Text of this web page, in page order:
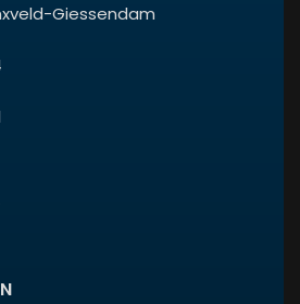
Giessendam